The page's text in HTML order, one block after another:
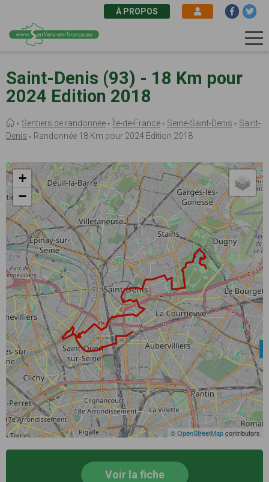
au
contenu
principal
À PROPOS
Saint-Denis (93) - 18 Km pour
2024 Edition 2018
Fil
d'Ariane
Sentiers de randonnée Île-de-France Seine-Saint-Denis
Saint-
Denis
Randonnée 18 Km pour 2024 Edition 2018
+
−
©OpenStreetMapcontributors
Voir la fiche